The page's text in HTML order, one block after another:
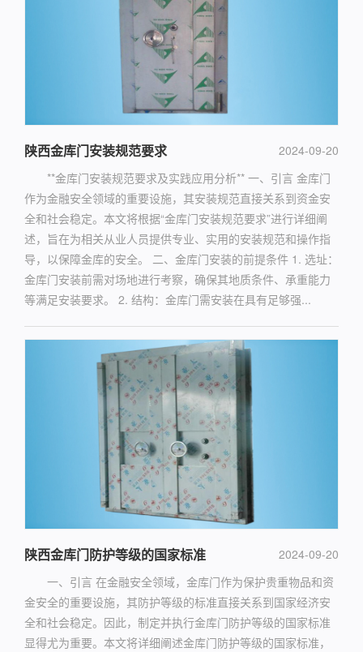
2024-09-20
陕西金库门安装规范要求
**金库门安装规范要求及实践应用分析** 一、引言 金库门
作为金融安全领域的重要设施，其安装规范直接关系到资金安
全和社会稳定。本文将根据“金库门安装规范要求”进行详细阐
述，旨在为相关从业人员提供专业、实用的安装规范和操作指
导，以保障金库的安全。 二、金库门安装的前提条件 1. 选址：
金库门安装前需对场地进行考察，确保其地质条件、承重能力
等满足安装要求。 2. 结构：金库门需安装在具有足够强...
2024-09-20
陕西金库门防护等级的国家标准
一、引言 在金融安全领域，金库门作为保护贵重物品和资
金安全的重要设施，其防护等级的标准直接关系到国家经济安
全和社会稳定。因此，制定并执行金库门防护等级的国家标准
显得尤为重要。本文将详细阐述金库门防护等级的国家标准，